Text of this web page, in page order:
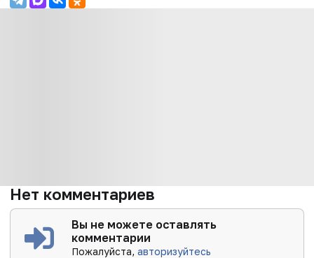
Нет комментариев
Вы не можете оставлять
комментарии
Пожалуйста,авторизуйтесь